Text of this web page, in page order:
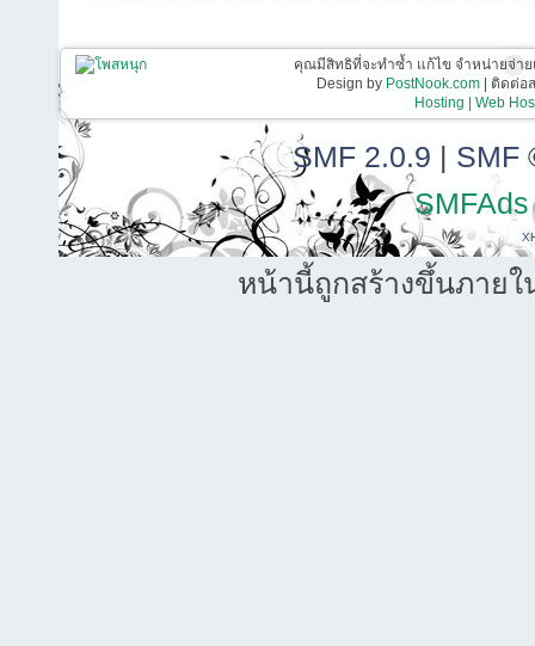
คุณมีสิทธิที่จะทำซ้ำ แก้ไข จำหน่ายจ่า
Design by PostNook.com| ติดต่อส
Hosting | Web
SMF 2.0.9 | SMF
SMFAds
หน้านี้ถูกสร้างขึ้นภายใ